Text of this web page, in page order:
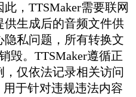
，TTSMaker需要联网
生成后的音频文件供
隐私问题，所有转换文
毁。TTSMaker遵循正
仅依法记录相关访问
于针对违规违法内容